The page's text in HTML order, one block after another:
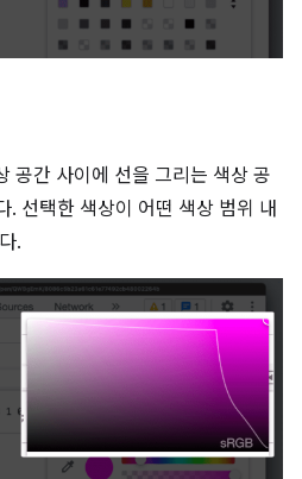
공간 사이에 선을 그리는 색상 공
. 선택한 색상이 어떤 색상 범위 내
.